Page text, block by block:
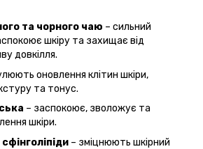
та чорного чаю – сильний
шкіру та захищає від
довкілля.
оновлення клітин шкіри,
та тонус.
– заспокоює, зволожує та
шкіри.
– зміцнюють шкірний